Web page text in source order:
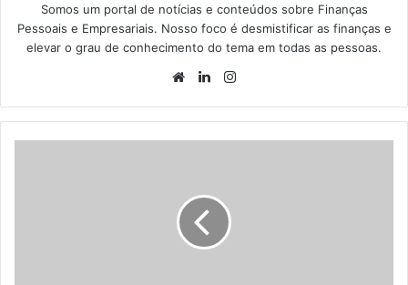
Somos um portal de notícias e conteúdos sobre Finanças
Pessoais e Empresariais. Nosso foco é desmistificar as finanças e
elevar o grau de conhecimento do tema em todas as pessoas.
WebsiteLinkedin